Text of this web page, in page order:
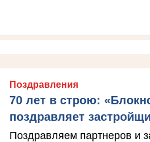
Поздравления
70 лет в строю:
поздравляет
Поздравляем партнеров и